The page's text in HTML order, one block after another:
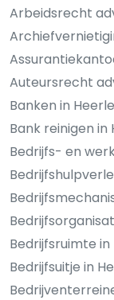
Arbeidsrecht
Auteursrecht
Banken in
Bank reinigen in
Bedrijfs- en
Bedrijfsruimte in
Bedrijfsuitje in